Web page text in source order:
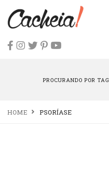
PROCURANDO POR TAG
HOME PSORÍASE